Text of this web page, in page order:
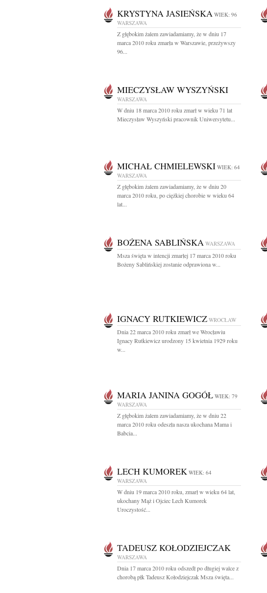
KRYSTYNA JASIEŃSKA WIEK: 96
WARSZAWA
Z głębokim żalem zawiadamiamy, że w dniu 17
marca 2010 roku zmarła w Warszawie, przeżywszy
96...
MIECZYSŁAW WYSZYŃSKI
WARSZAWA
W dniu 18 marca 2010 roku zmarł w wieku 71 lat
Mieczysław Wyszyński pracownik Uniwersytetu...
MICHAŁ CHMIELEWSKI WIEK: 64
WARSZAWA
Z głębokim żalem zawiadamiamy, że w dniu 20
marca 2010 roku, po ciężkiej chorobie w wieku 64
lat...
BOŻENA SABLIŃSKA WARSZAWA
Msza święta w intencji zmarłej 17 marca 2010 roku
Bożeny Sablińskiej zostanie odprawiona w...
IGNACY RUTKIEWICZ WROCŁAW
Dnia 22 marca 2010 roku zmarł we Wrocławiu
Ignacy Rutkiewicz urodzony 15 kwietnia 1929 roku
w...
MARIA JANINA GOGÓŁ WIEK: 79
WARSZAWA
Z głębokim żalem zawiadamiamy, że w dniu 22
marca 2010 roku odeszła nasza ukochana Mama i
Babcia...
LECH KUMOREK WIEK: 64
WARSZAWA
W dniu 19 marca 2010 roku, zmarł w wieku 64 lat,
ukochany Mąż i Ojciec Lech Kumorek
Uroczystość...
TADEUSZ KOŁODZIEJCZAK
WARSZAWA
Dnia 17 marca 2010 roku odszedł po długiej walce z
chorobą płk Tadeusz Kołodziejczak Msza święta...